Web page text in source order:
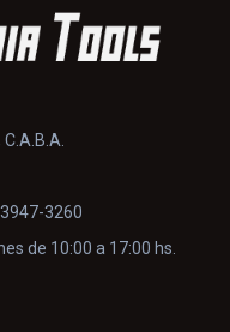
3260
de 10:00 a 17:00 hs.